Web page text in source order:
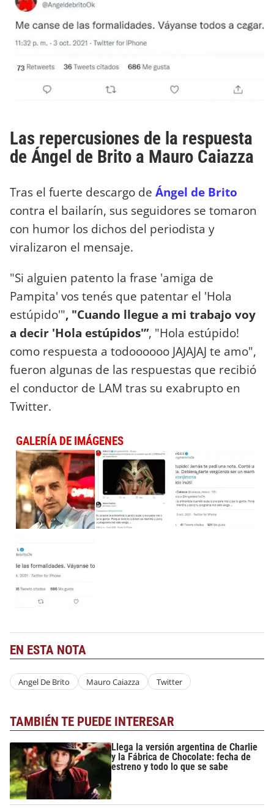
Las repercusiones de la respuesta
de Ángel de Brito a Mauro Caiazza
Tras el fuerte descargo de Ángel de Brito
contra el bailarín, sus seguidores se tomaron
con humor los dichos del periodista y
viralizaron el mensaje.
"Si alguien patento la frase 'amiga de
Pampita' vos tenés que patentar el 'Hola
estúpido'", "Cuando llegue a mi trabajo voy
a decir 'Hola estúpidos'”, "Hola estúpido!
como respuesta a todoooooo JAJAJAJ te amo",
fueron algunas de las respuestas que recibió
el conductor de LAM tras su exabrupto en
Twitter.
GALERÍA DE IMÁGENES
EN ESTA NOTA
Angel De Brito Mauro Caiazza Twitter
TAMBIÉN TE PUEDE INTERESAR
Llega la versión argentina de Charlie
y la Fábrica de Chocolate: fecha de
estreno y todo lo que se sabe